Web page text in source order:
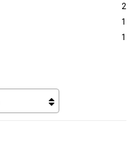
2
1
1